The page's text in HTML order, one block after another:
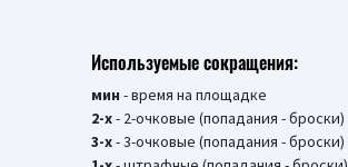
Используемые сокращения:
мин - время на площадке
2-х- 2-очковые (попадания - броски)
3-х- 3-очковые (попадания - броски)